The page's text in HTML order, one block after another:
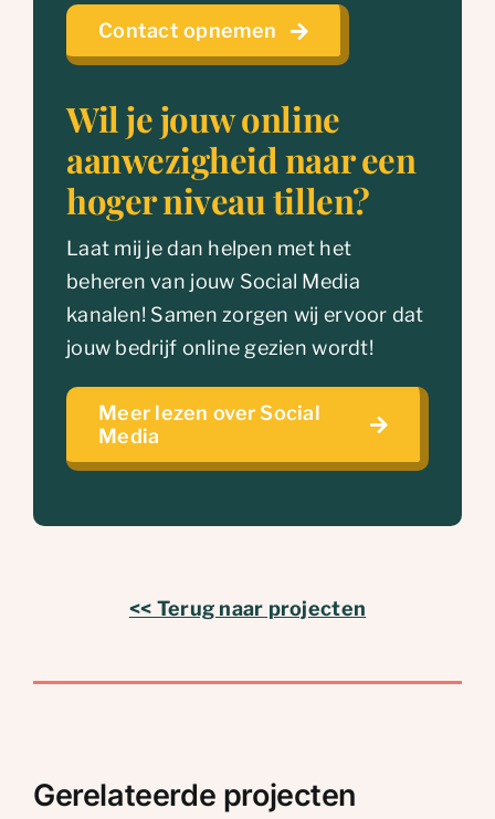
Contact opnemen
Wil je jouw online
aanwezigheid naar een
hoger niveau tillen?
Laat mij je dan helpen met het
beheren van jouw Social Media
kanalen! Samen zorgen wij ervoor dat
jouw bedrijf online gezien wordt!
Meer lezen over Social
Media
<< Terug naar projecten
Gerelateerde projecten